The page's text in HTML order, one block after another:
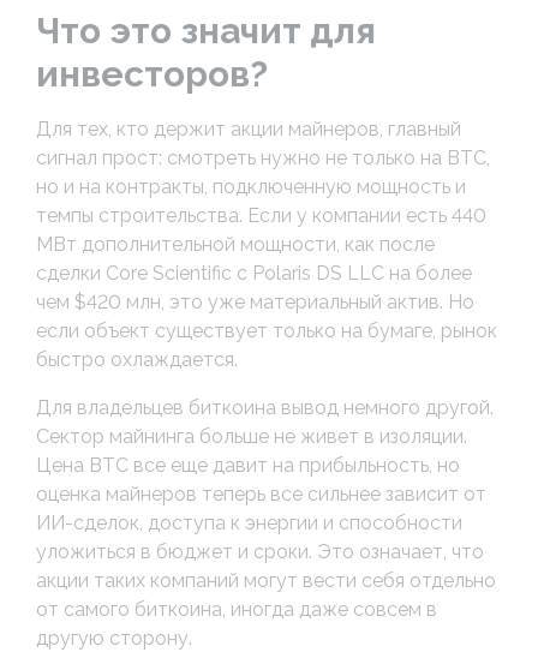
Что это значит для
инвесторов?
Для тех, кто держит акции майнеров, главный
сигнал прост: смотреть нужно не только на BTC,
но и на контракты, подключенную мощность и
темпы строительства. Если у компании есть 440
МВт дополнительной мощности, как после
сделки Core Scientific с Polaris DS LLC на более
чем $420 млн, это уже материальный актив. Но
если объект существует только на бумаге, рынок
быстро охлаждается.
Для владельцев биткоина вывод немного другой.
Сектор майнинга больше не живет в изоляции.
Цена BTC все еще давит на прибыльность, но
оценка майнеров теперь все сильнее зависит от
ИИ-сделок, доступа к энергии и способности
уложиться в бюджет и сроки. Это означает, что
акции таких компаний могут вести себя отдельно
от самого биткоина, иногда даже совсем в
другую сторону.